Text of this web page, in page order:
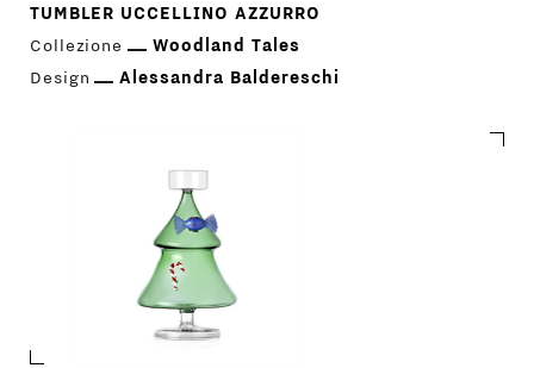
TUMBLER UCCELLINO AZZURRO
Collezione
Woodland Tales
Design
Alessandra Baldereschi